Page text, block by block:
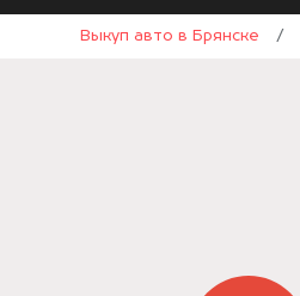
Выкуп авто в Брянске /